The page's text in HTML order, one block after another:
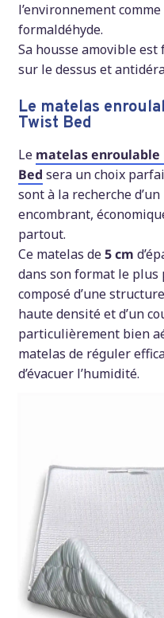
l’environnement
formaldéhyde.
Sa housse amovible
sur le dessus et
Le matelas
Twist Bed
Le matelas enroulable
Bed sera un choix
sont à la recherche
encombrant,
partout.
Ce matelas de5 cm
dans son format le plus
composé d’une
haute densité et d’un
particulièrement bien
matelas de réguler
d’évacuer l’humidité.